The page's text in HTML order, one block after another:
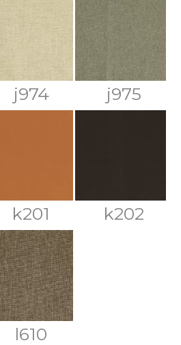
j974 j975
k201 k202
l610